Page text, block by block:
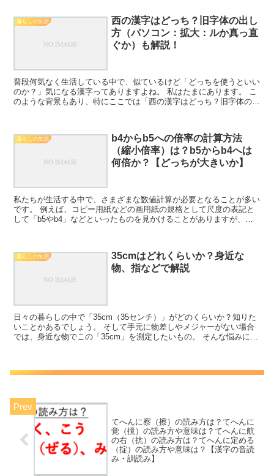
暮らしの知恵
西の漢字はどっち？旧字体の出し
方（パソコン：拡大：ルか真っ直
ぐか）も解説！
普段何気なく生活している中で、似ているけど「どっちを使うといい
のか？」気になる漢字ってありますよね。 私はたまにあります。 こ
のような背景もあり、特にここでは「西の漢字はどっち？旧字体の出
暮らしの知恵
b4からb5への倍率の計算方法
（縮小倍率）は？b5からb4へは
何倍か？【どっちが大きいか】
私たちが生活する中で、さまざまな数値計算が必要となることが多い
です。 例えば、コピー用紙などの画用紙の規格として尺度の表記と
して「b5やb4」などといったものを見かけることがありますが、こ
暮らしの知恵
35cmはどれくらいか？身近な
物、指などで解説
日々の暮らしの中で「35cm（35センチ）」がどのくらいか？知りた
いことかあるでしょう。 そして手元に物差しやメジャーがない場合
では、身近な物でこの「35cm」を測定したいもの。 そんな悩みに応
てへんに察（擦）の読み方は？てへんに
覚（撹）の読み方や意味は？てへんに航
の右（抗）の読み方は？てへんに定める
（掟）の読み方や意味は？【漢字の音読
み・訓読み】